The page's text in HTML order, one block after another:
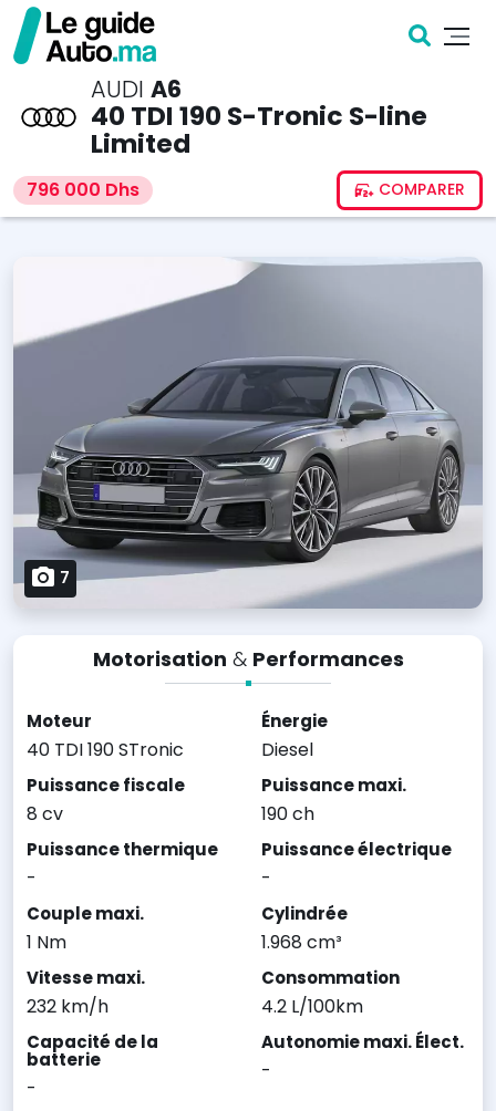
AUDI A6
40 TDI 190 S-Tronic S-line
Limited
796 000 Dhs COMPARER
Motorisation & Performances
Moteur
40 TDI 190 STronic
Énergie
Diesel
Puissance fiscale
8 cv
Puissance maxi.
190 ch
Puissance thermique
-
Puissance électrique
-
Couple maxi.
1 Nm
Cylindrée
1.968 cm³
Vitesse maxi.
232 km/h
Consommation
4.2 L/100km
Capacité de la
batterie
-
Autonomie maxi. Élect.
-
7